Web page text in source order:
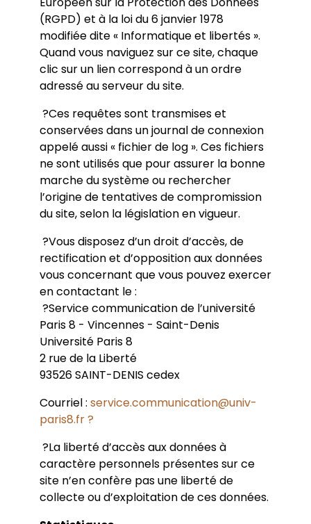
Thèse - VAPP
COED
Label Européen
Thèses soutenues
Procédure d’HDR
Aides financières de l’école doctorale
CIFRE
Contrats doctoraux
Postdoc
Aides à la recherche doctorale
Guide du financement de doctorat
Doctorants
Représentant-e-s des doctorant-e-s
Rentrée de l’ED
(RGPD) et à la loi du 6 janvier 1978
modifiée dite « Informatique et libertés ».
Quand vous naviguez sur ce site, chaque
clic sur un lien correspond à un ordre
adressé au serveur du site.
?Ces requêtes sont transmises et
conservées dans un journal de connexion
appelé aussi « fichier de log ». Ces fichiers
ne sont utilisés que pour assurer la bonne
marche du système ou rechercher
l’origine de tentatives de compromission
du site, selon la législation en vigueur.
?Vous disposez d’un droit d’accès, de
rectification et d’opposition aux données
vous concernant que vous pouvez exercer
en contactant le :
?Service communication de l’université
Paris 8 - Vincennes - Saint-Denis
Université Paris 8
2 rue de la Liberté
93526 SAINT-DENIS cedex
Courriel : service.communication@univ-
paris8.fr ?
?La liberté d’accès aux données à
caractère personnels présentes sur ce
site n’en confère pas une liberté de
collecte ou d’exploitation de ces données.